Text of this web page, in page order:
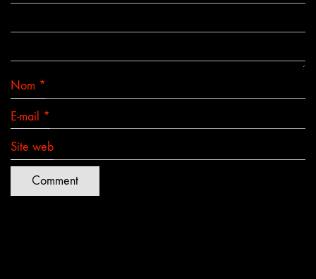
Nom *
E-mail *
Site web